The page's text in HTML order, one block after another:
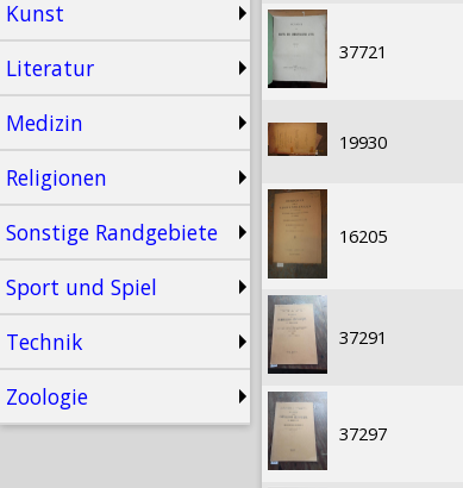
Kunst
Literatur
Medizin
Religionen
Sonstige Randgebiete
Sport und Spiel
Technik
Zoologie
37721
19930
16205
37291
37297